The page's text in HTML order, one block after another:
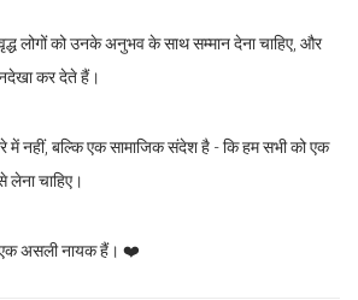
लोगों को उनके अनुभव के साथ सम्मान देना चाहिए, और
कर देते हैं।
में नहीं, बल्कि एक सामाजिक संदेश है - कि हम सभी को एक
लेना चाहिए।
एक असली नायक हैं। ❤️